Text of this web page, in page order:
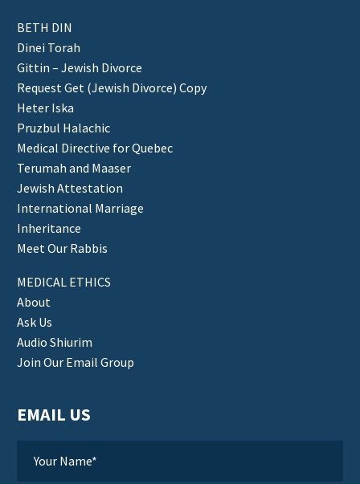
BETH DIN
Dinei Torah
Gittin – Jewish Divorce
Request Get (Jewish Divorce) Copy
Heter Iska
Pruzbul Halachic
Medical Directive for Quebec
Terumah and Maaser
Jewish Attestation
International Marriage
Inheritance
Meet Our Rabbis
MEDICAL ETHICS
About
Ask Us
Audio Shiurim
Join Our Email Group
EMAIL US